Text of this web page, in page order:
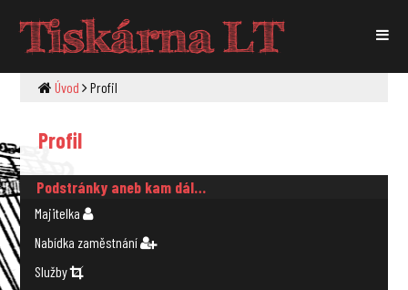
Tiskárna LT
Úvod Profil
Profil
Podstránky aneb kam dál…
Majitelka
Nabídka zaměstnání
Služby